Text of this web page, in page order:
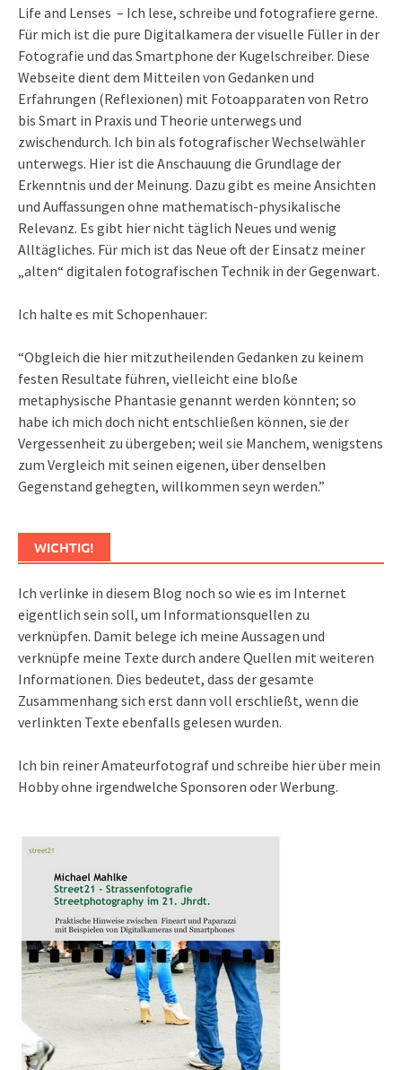
Life and Lenses – Ich lese, schreibe und fotografiere gerne.
Für mich ist die pure Digitalkamera der visuelle Füller in der
Fotografie und das Smartphone der Kugelschreiber. Diese
Webseite dient dem Mitteilen von Gedanken und
Erfahrungen (Reflexionen) mit Fotoapparaten von Retro
bis Smart in Praxis und Theorie unterwegs und
zwischendurch. Ich bin als fotografischer Wechselwähler
unterwegs. Hier ist die Anschauung die Grundlage der
Erkenntnis und der Meinung. Dazu gibt es meine Ansichten
und Auffassungen ohne mathematisch-physikalische
Relevanz. Es gibt hier nicht täglich Neues und wenig
Alltägliches. Für mich ist das Neue oft der Einsatz meiner
„alten“ digitalen fotografischen Technik in der Gegenwart.
Ich halte es mit Schopenhauer:
“Obgleich die hier mitzutheilenden Gedanken zu keinem
festen Resultate führen, vielleicht eine bloße
metaphysische Phantasie genannt werden könnten; so
habe ich mich doch nicht entschließen können, sie der
Vergessenheit zu übergeben; weil sie Manchem, wenigstens
zum Vergleich mit seinen eigenen, über denselben
Gegenstand gehegten, willkommen seyn werden.”
WICHTIG!
Ich verlinke in diesem Blog noch so wie es im Internet
eigentlich sein soll, um Informationsquellen zu
verknüpfen. Damit belege ich meine Aussagen und
verknüpfe meine Texte durch andere Quellen mit weiteren
Informationen. Dies bedeutet, dass der gesamte
Zusammenhang sich erst dann voll erschließt, wenn die
verlinkten Texte ebenfalls gelesen wurden.
Ich bin reiner Amateurfotograf und schreibe hier über mein
Hobby ohne irgendwelche Sponsoren oder Werbung.